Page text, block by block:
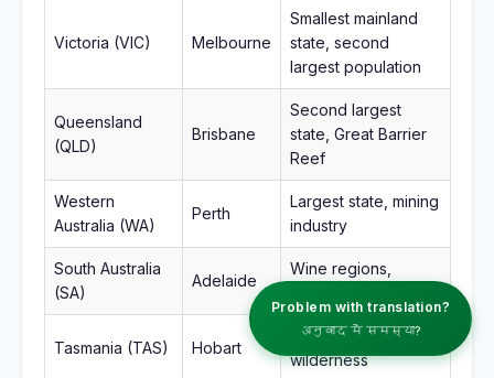
Victoria (VIC) Melbourne
Smallest mainland
state, second
largest population
Queensland
(QLD)
Brisbane
Second largest
state, Great Barrier
Reef
Western
Australia (WA)
Perth
Largest state, mining
industry
South Australia
(SA)
Adelaide
Wine regions,
Tasmania (TAS) Hobart
Island state, natural
wilderness
Problem with translation?
अनुवाद में समस्या?